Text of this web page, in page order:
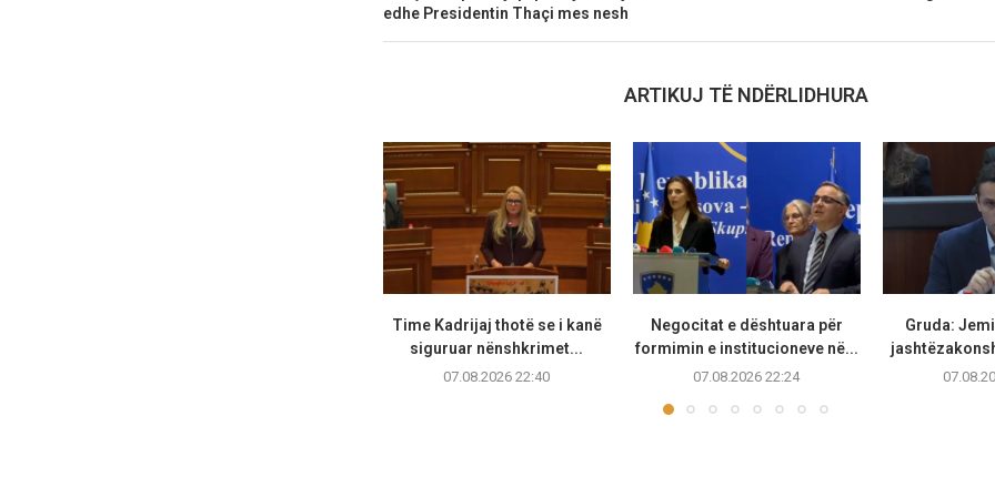
edhe Presidentin Thaçi mes nesh
ARTIKUJ TË NDËRLIDHURA
Time Kadrijaj thotë se i kanë
siguruar nënshkrimet...
07.08.2026 22:40
Negocitat e dështuara për
formimin e institucioneve në...
07.08.2026 22:24
Gruda: